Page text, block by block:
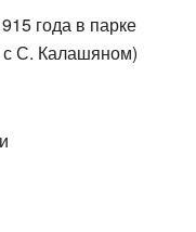
года в парке
с С. Калашяном)